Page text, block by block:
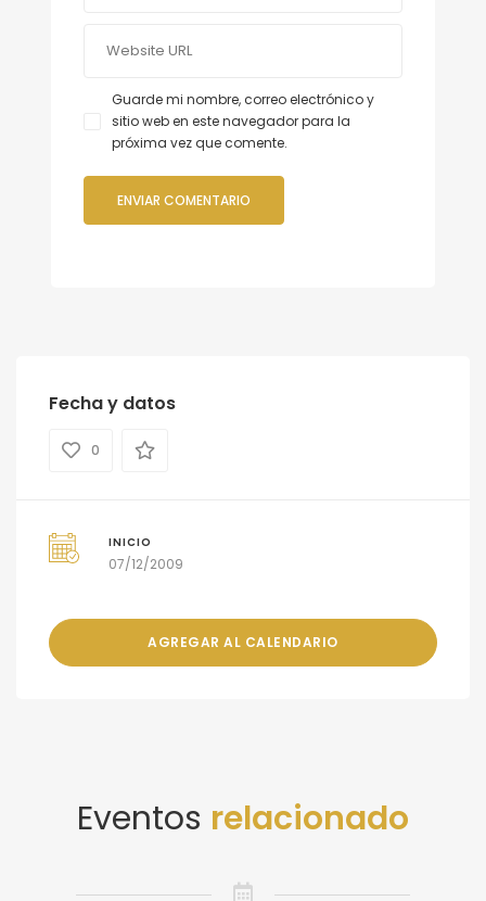
Guarde mi nombre, correo electrónico y
sitio web en este navegador para la
próxima vez que comente.
Fecha y datos
0
INICIO
07/12/2009
AGREGAR AL CALENDARIO
Eventos relacionado